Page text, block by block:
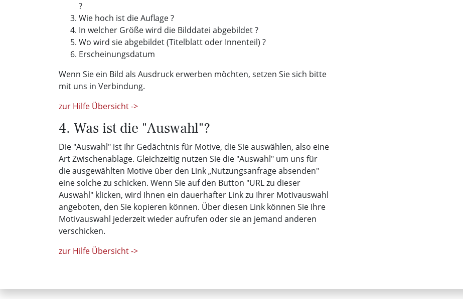
?
Wie hoch ist die Auflage ?
In welcher Größe wird die Bilddatei abgebildet ?
Wo wird sie abgebildet (Titelblatt oder Innenteil) ?
Erscheinungsdatum
Wenn Sie ein Bild als Ausdruck erwerben möchten, setzen Sie sich bitte
mit uns in Verbindung.
zur Hilfe Übersicht ->
4. Was ist die "Auswahl"?
Die "Auswahl" ist Ihr Gedächtnis für Motive, die Sie auswählen, also eine
Art Zwischenablage. Gleichzeitig nutzen Sie die "Auswahl" um uns für
die ausgewählten Motive über den Link „Nutzungsanfrage absenden"
eine solche zu schicken. Wenn Sie auf den Button "URL zu dieser
Auswahl" klicken, wird Ihnen ein dauerhafter Link zu Ihrer Motivauswahl
angeboten, den Sie kopieren können. Über diesen Link können Sie Ihre
Motivauswahl jederzeit wieder aufrufen oder sie an jemand anderen
verschicken.
zur Hilfe Übersicht ->